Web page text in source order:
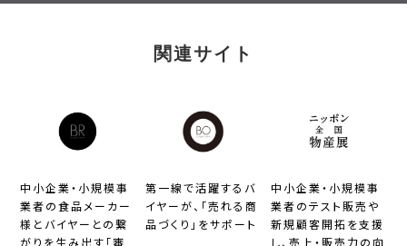
関連サイト
中小企業・小規模事
業者の食品メーカー
様とバイヤーとの繋
がりを生み出す「審
第一線で活躍するバ
イヤーが、「売れる商
品づくり」をサポート
中小企業・小規模事
業者のテスト販売や
新規顧客開拓を支援
し、売上・販売力の向